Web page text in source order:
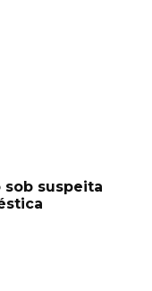
sob suspeita